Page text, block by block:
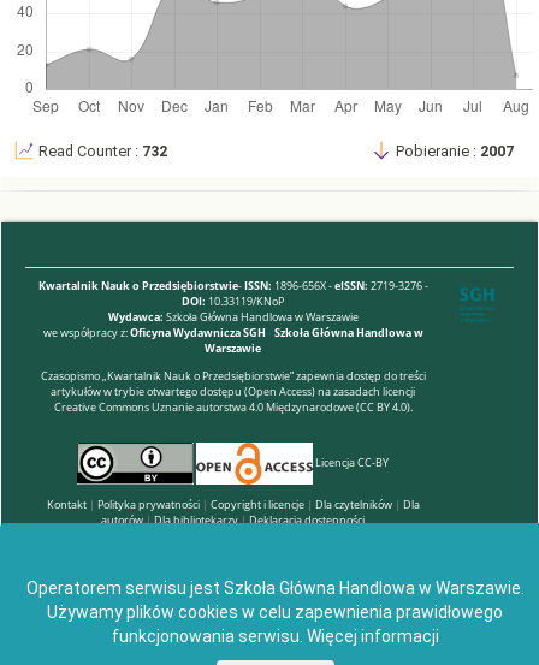
Read Counter : 732 Pobieranie : 2007
Kwartalnik Nauk o Przedsiębiorstwie-ISSN: 1896-656X -eISSN: 2719-3276 -
DOI: 10.33119/KNoP
Wydawca: Szkoła Główna Handlowa w Warszawie
we współpracy z:Oficyna Wydawnicza SGH -Szkoła Główna Handlowa w
Warszawie
Czasopismo „Kwartalnik Nauk o Przedsiębiorstwie” zapewnia dostęp do treści
artykułów w trybie otwartego dostępu (Open Access) na zasadach licencji
Creative Commons Uznanie autorstwa 4.0 Międzynarodowe (CC BY 4.0).
Licencja CC-BY
Kontakt| Polityka prywatności| Copyright i licencje| Dla czytelników| Dla
autorów|Dla bibliotekarzy|Deklaracja dostępności
Operatorem serwisu jest Szkoła Główna Handlowa w Warszawie.
Używamy plików cookies w celu zapewnienia prawidłowego
funkcjonowania serwisu. Więcej informacji